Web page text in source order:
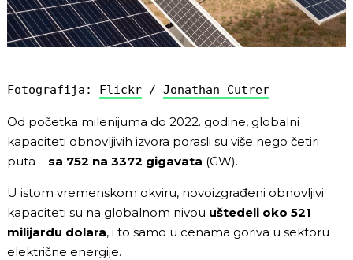
Fotografija: Flickr / Jonathan Cutrer
Od početka milenijuma do 2022. godine, globalni
kapaciteti obnovljivih izvora porasli su više nego četiri
puta – sa 752 na 3372 gigavata (GW).
U istom vremenskom okviru, novoizgrađeni obnovljivi
kapaciteti su na globalnom nivou uštedeli oko 521
milijardu dolara, i to samo u cenama goriva u sektoru
električne energije.